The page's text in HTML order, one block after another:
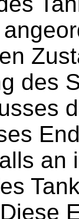
des
an